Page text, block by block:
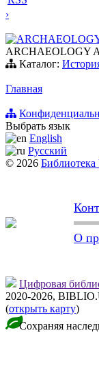
›
ARCHAEOLOGY
Каталог:
Главная
Выбрать язык
English
Русский
© 2026 Библиотека
О
Цифровая
2020-2026,
(открыть карту)
Сохраняя